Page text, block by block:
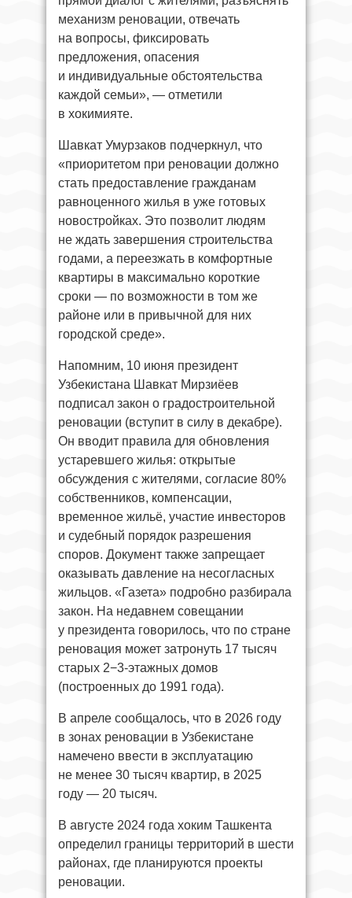
механизм реновации, отвечать
на вопросы, фиксировать
предложения, опасения
и индивидуальные обстоятельства
каждой семьи», — отметили
в хокимияте.
Шавкат Умурзаков подчеркнул, что
«приоритетом при реновации должно
стать предоставление гражданам
равноценного жилья в уже готовых
новостройках. Это позволит людям
не ждать завершения строительства
годами, а переезжать в комфортные
квартиры в максимально короткие
сроки — по возможности в том же
районе или в привычной для них
городской среде».
Напомним, 10 июня президент
Узбекистана Шавкат Мирзиёев
подписал закон о градостроительной
реновации (вступит в силу в декабре).
Он вводит правила для обновления
устаревшего жилья: открытые
обсуждения с жителями, согласие 80%
собственников, компенсации,
временное жильё, участие инвесторов
и судебный порядок разрешения
споров. Документ также запрещает
оказывать давление на несогласных
жильцов. «Газета» подробно разбирала
закон. На недавнем совещании
у президента говорилось, что по стране
реновация может затронуть 17 тысяч
старых 2−3-этажных домов
(построенных до 1991 года).
В апреле сообщалось, что в 2026 году
в зонах реновации в Узбекистане
намечено ввести в эксплуатацию
не менее 30 тысяч квартир, в 2025
году — 20 тысяч.
В августе 2024 года хоким Ташкента
определил границы территорий в шести
районах, где планируются проекты
реновации.